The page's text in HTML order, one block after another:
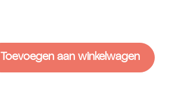
Toevoegen aan winkelwagen